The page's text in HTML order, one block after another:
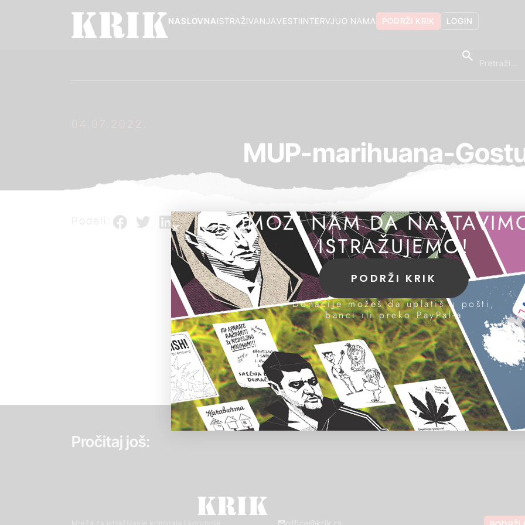
LOGIN
PODRŽI KRIK
O NAMA
INTERVJU
VESTI
ISTRAŽIVANJA
NASLOVNA
04.07.2022.
MUP-marihuana-
Podeli:
Pročitaj još:
Mreža za istraživanje kriminala i korupcije office@krik.rs
POMOZI NAM DA
ISTRAŽUJEMO!
PODRŽI KRIK
Donacije možeš da uplatiš u pošti,
banci ili preko PayPal-a